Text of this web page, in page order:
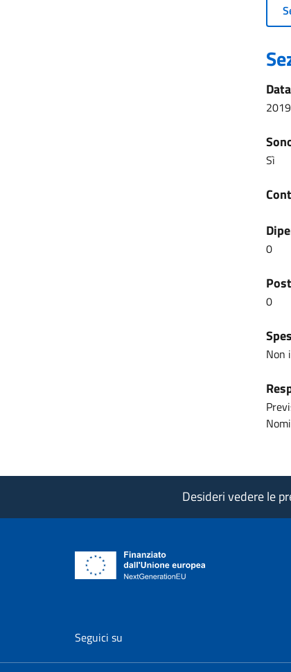
Sì
0
0
Non
Desideri vedere le
Seguici su